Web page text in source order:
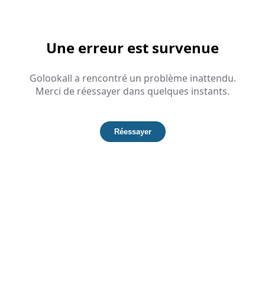
Une erreur est survenue
Golookall a rencontré un problème inattendu.
Merci de réessayer dans quelques instants.
Réessayer